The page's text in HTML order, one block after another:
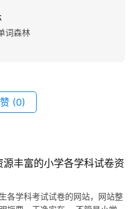
词森林
赞 (0)
丰富的小学各学科试卷资
各学科考试试卷的网站，网站整